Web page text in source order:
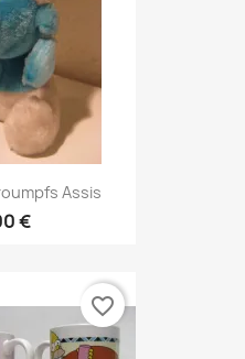
Assis
€
favorite_border